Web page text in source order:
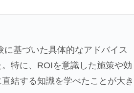
基づいた具体的なアドバイス
特に、ROIを意識した施策や効
結する知識を学べたことが大き